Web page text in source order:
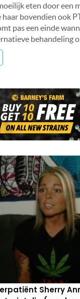
eten door een
haar bovendien ook
pas een einde
behandeling
Sherry